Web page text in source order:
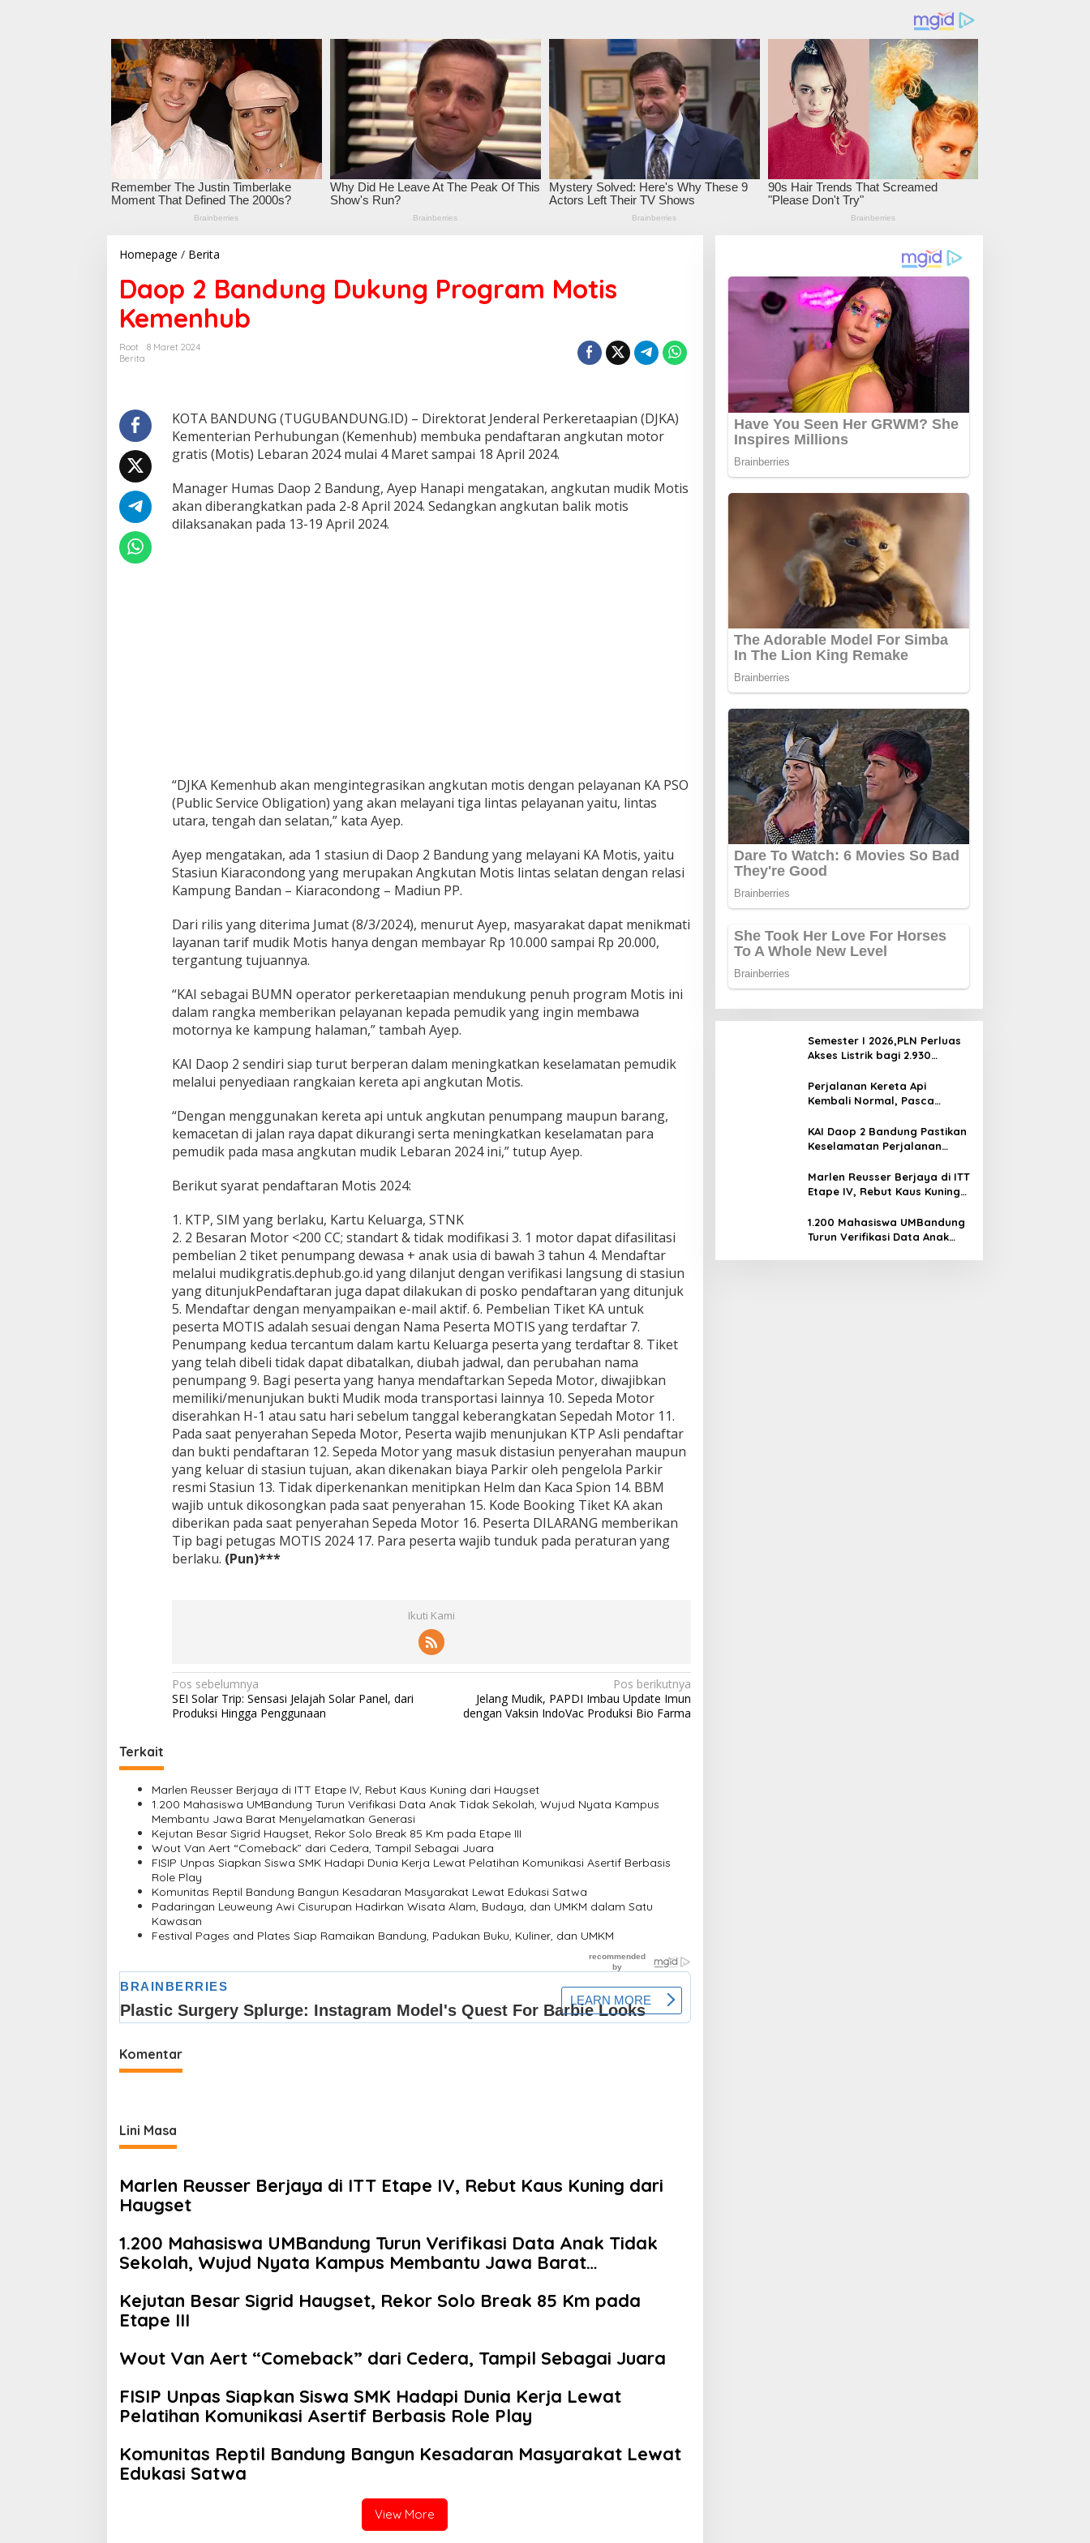
Homepage / Berita
o
p
2
B
g
u
k
n
g
r
u
b
Daop 2 Bandung Dukung Program Motis
Kemenhub
Root
8 Maret 2024
Berita
KOTA BANDUNG (TUGUBANDUNG.ID) – Direktorat Jenderal Perkeretaapian (DJKA)
Kementerian Perhubungan (Kemenhub) membuka pendaftaran angkutan motor
gratis (Motis) Lebaran 2024 mulai 4 Maret sampai 18 April 2024.
Manager Humas Daop 2 Bandung, Ayep Hanapi mengatakan, angkutan mudik Motis
akan diberangkatkan pada 2-8 April 2024. Sedangkan angkutan balik motis
dilaksanakan pada 13-19 April 2024.
“DJKA Kemenhub akan mengintegrasikan angkutan motis dengan pelayanan KA PSO
(Public Service Obligation) yang akan melayani tiga lintas pelayanan yaitu, lintas
utara, tengah dan selatan,” kata Ayep.
Ayep mengatakan, ada 1 stasiun di Daop 2 Bandung yang melayani KA Motis, yaitu
Stasiun Kiaracondong yang merupakan Angkutan Motis lintas selatan dengan relasi
Kampung Bandan – Kiaracondong – Madiun PP.
Dari rilis yang diterima Jumat (8/3/2024), menurut Ayep, masyarakat dapat menikmati
layanan tarif mudik Motis hanya dengan membayar Rp 10.000 sampai Rp 20.000,
tergantung tujuannya.
“KAI sebagai BUMN operator perkeretaapian mendukung penuh program Motis ini
dalam rangka memberikan pelayanan kepada pemudik yang ingin membawa
motornya ke kampung halaman,” tambah Ayep.
KAI Daop 2 sendiri siap turut berperan dalam meningkatkan keselamatan pemudik
melalui penyediaan rangkaian kereta api angkutan Motis.
“Dengan menggunakan kereta api untuk angkutan penumpang maupun barang,
kemacetan di jalan raya dapat dikurangi serta meningkatkan keselamatan para
pemudik pada masa angkutan mudik Lebaran 2024 ini,” tutup Ayep.
Berikut syarat pendaftaran Motis 2024:
1. KTP, SIM yang berlaku, Kartu Keluarga, STNK
2. 2 Besaran Motor <200 CC; standart & tidak modifikasi 3. 1 motor dapat difasilitasi
pembelian 2 tiket penumpang dewasa + anak usia di bawah 3 tahun 4. Mendaftar
melalui mudikgratis.dephub.go.id yang dilanjut dengan verifikasi langsung di stasiun
yang ditunjukPendaftaran juga dapat dilakukan di posko pendaftaran yang ditunjuk
5. Mendaftar dengan menyampaikan e-mail aktif. 6. Pembelian Tiket KA untuk
peserta MOTIS adalah sesuai dengan Nama Peserta MOTIS yang terdaftar 7.
Penumpang kedua tercantum dalam kartu Keluarga peserta yang terdaftar 8. Tiket
yang telah dibeli tidak dapat dibatalkan, diubah jadwal, dan perubahan nama
penumpang 9. Bagi peserta yang hanya mendaftarkan Sepeda Motor, diwajibkan
memiliki/menunjukan bukti Mudik moda transportasi lainnya 10. Sepeda Motor
diserahkan H-1 atau satu hari sebelum tanggal keberangkatan Sepedah Motor 11.
Pada saat penyerahan Sepeda Motor, Peserta wajib menunjukan KTP Asli pendaftar
dan bukti pendaftaran 12. Sepeda Motor yang masuk distasiun penyerahan maupun
yang keluar di stasiun tujuan, akan dikenakan biaya Parkir oleh pengelola Parkir
resmi Stasiun 13. Tidak diperkenankan menitipkan Helm dan Kaca Spion 14. BBM
wajib untuk dikosongkan pada saat penyerahan 15. Kode Booking Tiket KA akan
diberikan pada saat penyerahan Sepeda Motor 16. Peserta DILARANG memberikan
Tip bagi petugas MOTIS 2024 17. Para peserta wajib tunduk pada peraturan yang
berlaku. (Pun)***
Ikuti Kami
N
a
g
a
s
i
p
o
s
Pos sebelumnya
SEI Solar Trip: Sensasi Jelajah Solar Panel, dari
Produksi Hingga Penggunaan
Pos berikutnya
Jelang Mudik, PAPDI Imbau Update Imun
dengan Vaksin IndoVac Produksi Bio Farma
Terkait
Marlen Reusser Berjaya di ITT Etape IV, Rebut Kaus Kuning dari Haugset
1.200 Mahasiswa UMBandung Turun Verifikasi Data Anak Tidak Sekolah, Wujud Nyata Kampus
Membantu Jawa Barat Menyelamatkan Generasi
Kejutan Besar Sigrid Haugset, Rekor Solo Break 85 Km pada Etape III
Wout Van Aert “Comeback” dari Cedera, Tampil Sebagai Juara
FISIP Unpas Siapkan Siswa SMK Hadapi Dunia Kerja Lewat Pelatihan Komunikasi Asertif Berbasis
Role Play
Komunitas Reptil Bandung Bangun Kesadaran Masyarakat Lewat Edukasi Satwa
Padaringan Leuweung Awi Cisurupan Hadirkan Wisata Alam, Budaya, dan UMKM dalam Satu
Kawasan
Festival Pages and Plates Siap Ramaikan Bandung, Padukan Buku, Kuliner, dan UMKM
Komentar
Lini Masa
Marlen Reusser Berjaya di ITT Etape IV, Rebut Kaus Kuning dari
Haugset
1.200 Mahasiswa UMBandung Turun Verifikasi Data Anak Tidak
Sekolah, Wujud Nyata Kampus Membantu Jawa Barat
Kejutan Besar Sigrid Haugset, Rekor Solo Break 85 Km pada
Etape III
Wout Van Aert “Comeback” dari Cedera, Tampil Sebagai Juara
FISIP Unpas Siapkan Siswa SMK Hadapi Dunia Kerja Lewat
Pelatihan Komunikasi Asertif Berbasis Role Play
Komunitas Reptil Bandung Bangun Kesadaran Masyarakat Lewat
Edukasi Satwa
View More
Semester I 2026,PLN Perluas
Akses Listrik bagi 2.930
Jawa Barat
Perjalanan Kereta Api
Kembali Normal, Pasca
KAI Daop 2 Bandung Pastikan
Keselamatan Perjalanan
Pangandaran, Pemeriksaan
Jalur Masih Berlangsung
Marlen Reusser Berjaya di ITT
Etape IV, Rebut Kaus Kuning
1.200 Mahasiswa UMBandung
Turun Verifikasi Data Anak